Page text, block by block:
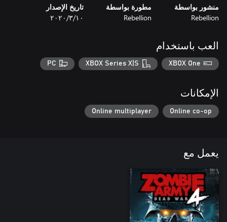
منشور بواسطة
Rebellion
مطورة بواسطة
Rebellion
تاريخ الإصدار
١٠‏/٣‏/٢٠٢٠
العب باستخدام
XBOX One
XBOX Series X|S
PC
الإمكانات
Online co-op
Online multiplayer
يعمل مع